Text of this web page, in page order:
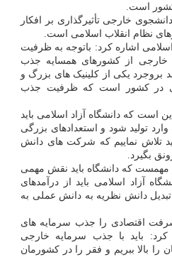
است.
خارجی تأثیرگذاری بر افکار
نظام انقلاب اسلامی است.
اسلامی اشاره کرد: باتوجه به ظرفیت
خارجی از کشورهای همسایه جذب
بروجرد یکی از کلینیک های بزرگ و
در کشور است که ظرفیت جذب
است که دانشگاه آزاد اسلامی باید
تولید شود و استعدادهای بزرگی
تلاش نماییم که شرکت های دانش
بگیرد.
مهمست که دانشگاه باید نقش مهمی
آزاد اسلامی باید از درآمدهای
تبدیل دانش نظریه به دانش عملی به
اقتصادی را جذب سرمایه های
باید با جذب سرمایه خارجی
را بالا ببریم و فقر را در کشورمان